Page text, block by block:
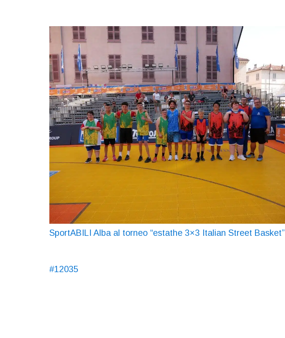
SportABILI Alba al torneo “estathe 3×3 Italian Street Basket”
#12035